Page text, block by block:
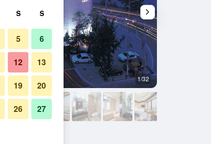
1/32
S S
5 6
12 13
19 20
26 27